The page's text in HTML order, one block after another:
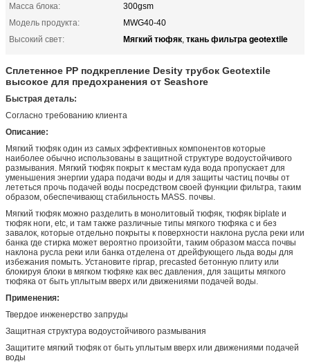
Масса блока:
300gsm
Модель продукта:
MWG40-40
Высокий свет:
Мягкий тюфяк, ткань фильтра geotextile
Сплетенное PP подкрепление Desity трубок Geotextile
высокое для предохранения от Seashore
Быстрая деталь:
Согласно требованию клиента
Описание:
Мягкий тюфяк один из самых эффективных компонентов которые
наиболее обычно использованы в защитной структуре водоустойчивого
размывания. Мягкий тюфяк покрыт к местам куда вода пропускает для
уменьшения энергии удара подачи воды и для защиты частиц почвы от
лететься прочь подачей воды посредством своей функции фильтра, таким
образом, обеспечивающ стабильность MASS. почвы.
Мягкий тюфяк можно разделить в монолитовый тюфяк, тюфяк biplate и
тюфяк ноги, etc, и там также различные типы мягкого тюфяка с и без
завалок, которые отдельно покрыты к поверхности наклона русла реки или
банка где стирка может вероятно произойти, таким образом масса почвы
наклона русла реки или банка отделена от дрейфующего льда воды для
избежания помыть. Установите riprap, precasted бетонную плиту или
блокируя блоки в мягком тюфяке как вес давления, для защиты мягкого
тюфяка от быть уплытым вверх или движениями подачей воды.
Применения:
Твердое инженерство запруды
Защитная структура водоустойчивого размывания
Защитите мягкий тюфяк от быть уплытым вверх или движениями подачей
воды